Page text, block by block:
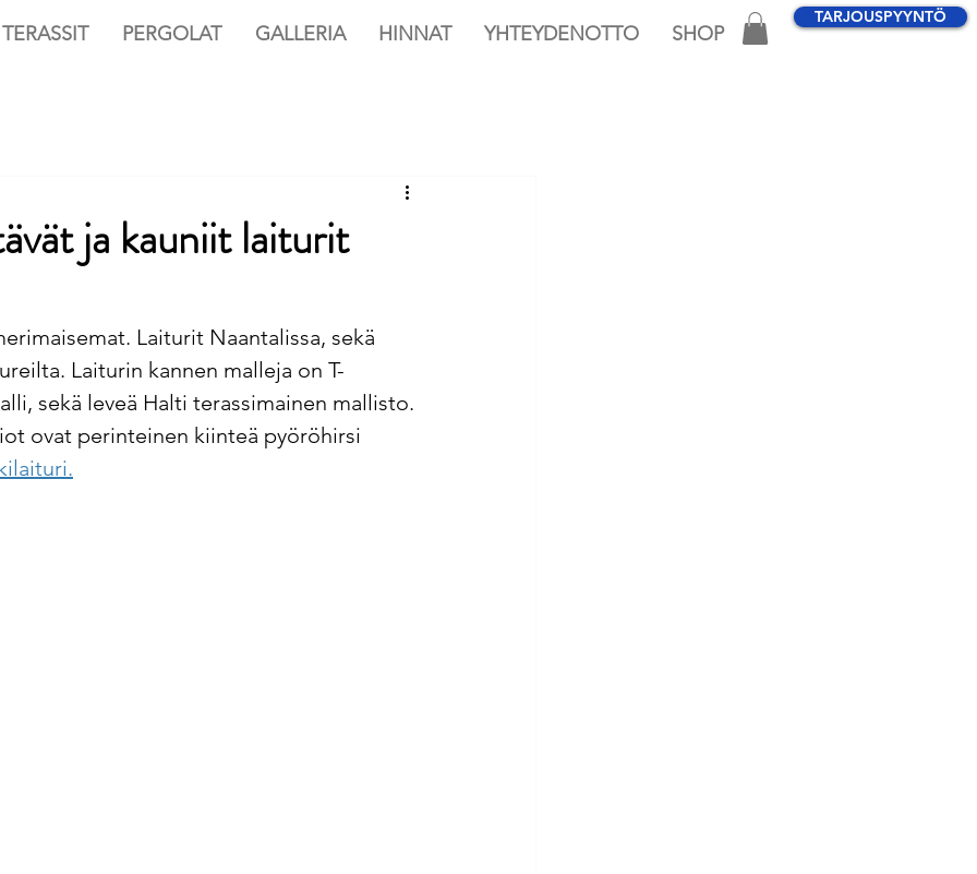
TERASSIT PERGOLAT GALLERIA HINNAT YHTEYDENOTTO SHOP
TARJOUSPYYNTÖ
ja kauniit laiturit
Laiturit Naantalissa, sekä
Laiturin kannen malleja on T-
sekä leveä Halti terassimainen mallisto.
ovat perinteinen kiinteä pyöröhirsi